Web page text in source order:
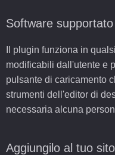
Software supportato
Il plugin funziona in
modificabili dall'utente e
pulsante di caricamento
strumenti dell'editor di
necessaria alcuna
Aggiungilo al tuo